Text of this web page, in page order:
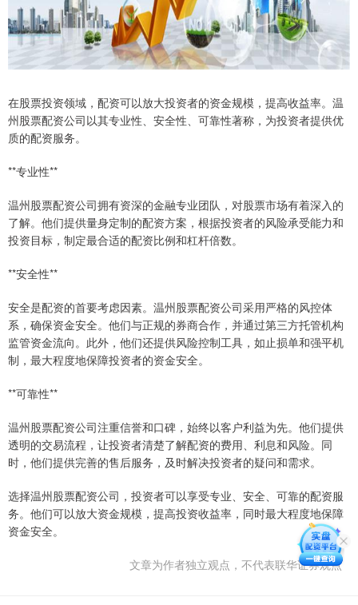
在股票投资领域，配资可以放大投资者的资金规模，提高收益率。温
州股票配资公司以其专业性、安全性、可靠性著称，为投资者提供优
质的配资服务。
**专业性**
温州股票配资公司拥有资深的金融专业团队，对股票市场有着深入的
了解。他们提供量身定制的配资方案，根据投资者的风险承受能力和
投资目标，制定最合适的配资比例和杠杆倍数。
**安全性**
安全是配资的首要考虑因素。温州股票配资公司采用严格的风控体
系，确保资金安全。他们与正规的券商合作，并通过第三方托管机构
监管资金流向。此外，他们还提供风险控制工具，如止损单和强平机
制，最大程度地保障投资者的资金安全。
**可靠性**
温州股票配资公司注重信誉和口碑，始终以客户利益为先。他们提供
透明的交易流程，让投资者清楚了解配资的费用、利息和风险。同
时，他们提供完善的售后服务，及时解决投资者的疑问和需求。
选择温州股票配资公司，投资者可以享受专业、安全、可靠的配资服
务。他们可以放大资金规模，提高投资收益率，同时最大程度地保障
资金安全。
文章为作者独立观点，不代表联华证券观点